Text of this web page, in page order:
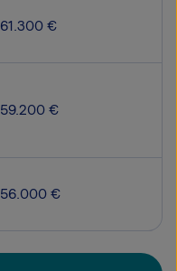
61.300 €
59.200 €
56.000 €